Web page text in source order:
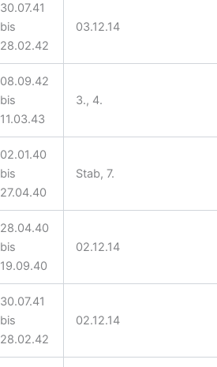
30.07.41
bis
28.02.42
03.12.14
08.09.42
bis
11.03.43
3., 4.
02.01.40
bis
27.04.40
Stab, 7.
28.04.40
bis
19.09.40
02.12.14
30.07.41
bis
28.02.42
02.12.14